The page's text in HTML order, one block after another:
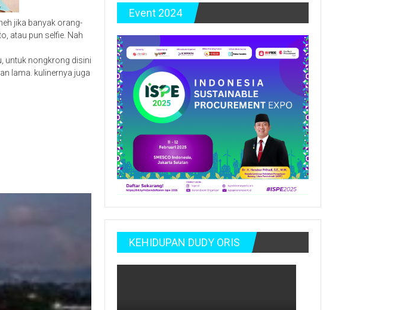
jika banyak orang-
atau pun selfie. Nah
untuk nongkrong disini
lama. kulinernya juga
Event 2024
KEHIDUPAN DUDY ORIS